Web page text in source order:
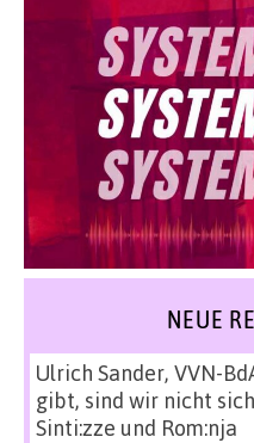
NEUE
Ulrich Sander, VVN-
gibt, sind wir nicht
Sinti:zze und Rom:nja